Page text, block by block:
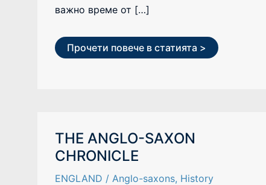
важно време от […]
Прочети повече в статията >
THE ANGLO-SAXON
CHRONICLE
ENGLAND / Anglo-saxons, History
THE
ANGLO-
SAXON
CHRONICLE